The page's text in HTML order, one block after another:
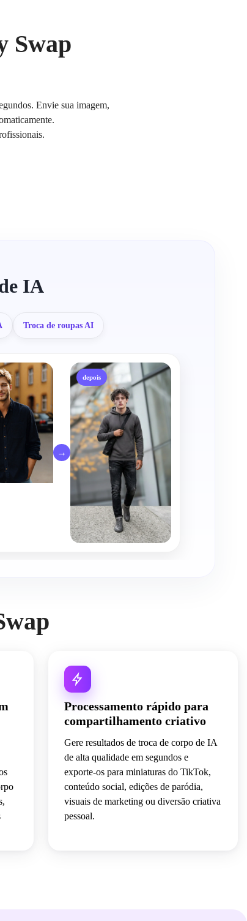
Swap
Envie sua imagem,
IA
Troca de roupas AI
→
depois
Processamento rápido para
compartilhamento criativo
Gere resultados de troca de corpo de IA
de alta qualidade em segundos e
exporte-os para miniaturas do TikTok,
conteúdo social, edições de paródia,
visuais de marketing ou diversão criativa
pessoal.